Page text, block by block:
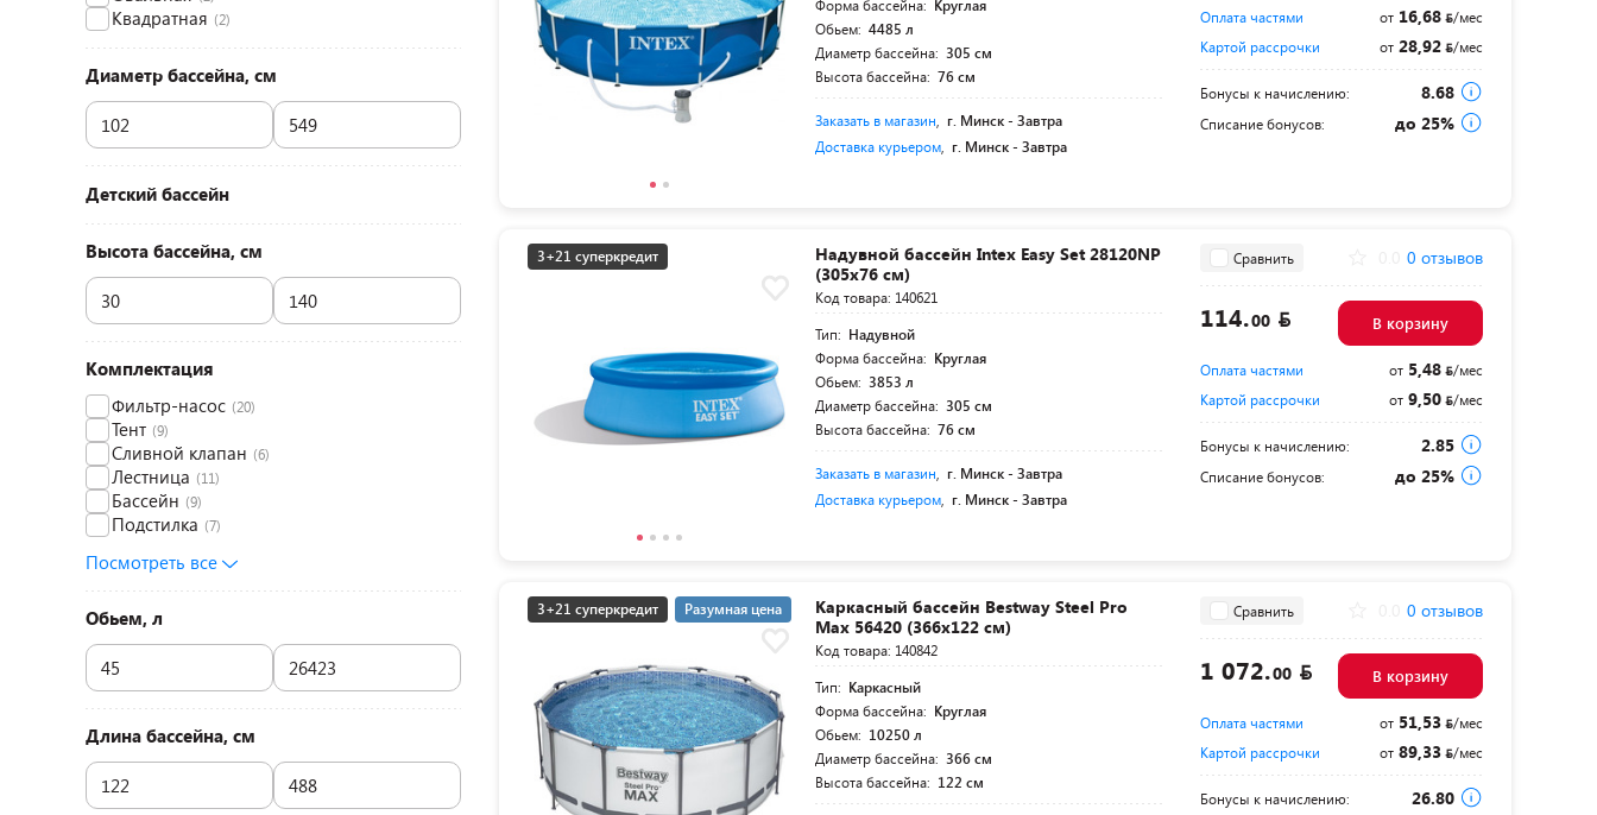
Квадратная (2)
Диаметр бассейна, см
Детский бассейн
Высота бассейна, см
Комплектация
Фильтр-насос (20)
Тент (9)
Сливной клапан (6)
Лестница (11)
Бассейн (9)
Подстилка (7)
Посмотреть все
Обьем, л
Длина бассейна, см
Форма бассейна: Круглая
Обьем: 4485 л
Диаметр бассейна: 305 см
Высота бассейна: 76 см
Заказать в магазин г. Минск -Завтра
Доставка курьером г. Минск -Завтра
Оплата частями от16,68
/мес
Картой рассрочки
от28,92 /мес
Бонусы к начислению: 8.68
Списание бонусов: до 25%
3+21 суперкредит
Надувной бассейн Intex Easy Set 28120NP
(305х76 см)
Код товара: 140621
Тип: Надувной
Форма бассейна: Круглая
Обьем: 3853 л
Диаметр бассейна: 305 см
Высота бассейна: 76 см
Заказать в магазин г. Минск -Завтра
Доставка курьером г. Минск -Завтра
Сравнить 0 отзывов
114.00 В корзину
Оплата частями от5,48
/мес
Картой рассрочки
от9,50 /мес
Бонусы к начислению: 2.85
Списание бонусов: до 25%
3+21 суперкредит Разумная цена
Каркасный бассейн Bestway Steel Pro
Max 56420 (366х122 см)
Код товара: 140842
Тип: Каркасный
Форма бассейна: Круглая
Обьем: 10250 л
Диаметр бассейна: 366 см
Высота бассейна: 122 см
Сравнить 0 отзывов
1 072.00 В корзину
Оплата частями от51,53
/мес
Картой рассрочки
от89,33 /мес
Бонусы к начислению: 26.80